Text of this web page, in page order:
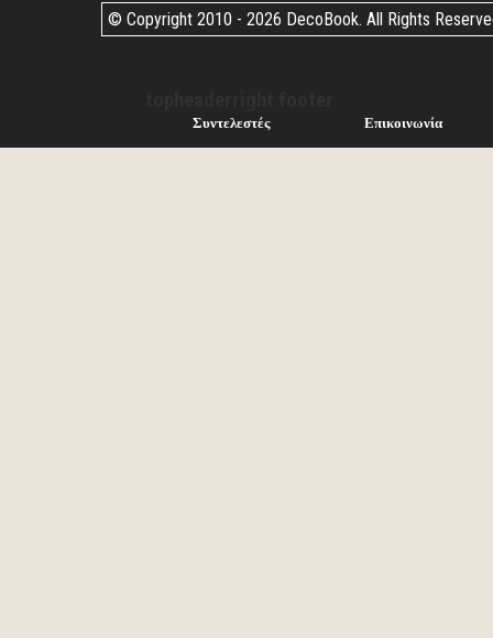
© Copyright 2010 - 2026 DecoBook. All Rights
Συντελεστές Επικοινωνία